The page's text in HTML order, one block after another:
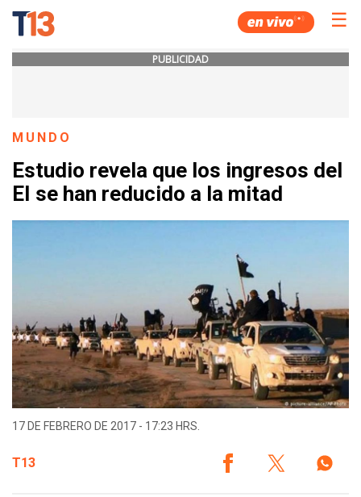
☰
PUBLICIDAD
MUNDO
Estudio revela que los ingresos del
EI se han reducido a la mitad
17 DE FEBRERO DE 2017 - 17:23 HRS.
T13